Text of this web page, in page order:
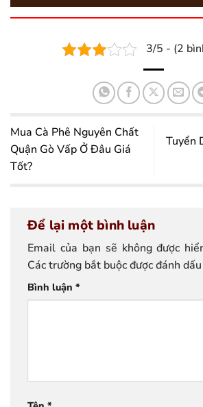
3/5 - (2
Mua Cà Phê Nguyên Chất
Quận Gò Vấp Ở Đâu Giá
Tốt?
Tuyển
Để lại một bình luận
Email của bạn sẽ không được
Các trường bắt buộc được đánh dấu
Bình luận *